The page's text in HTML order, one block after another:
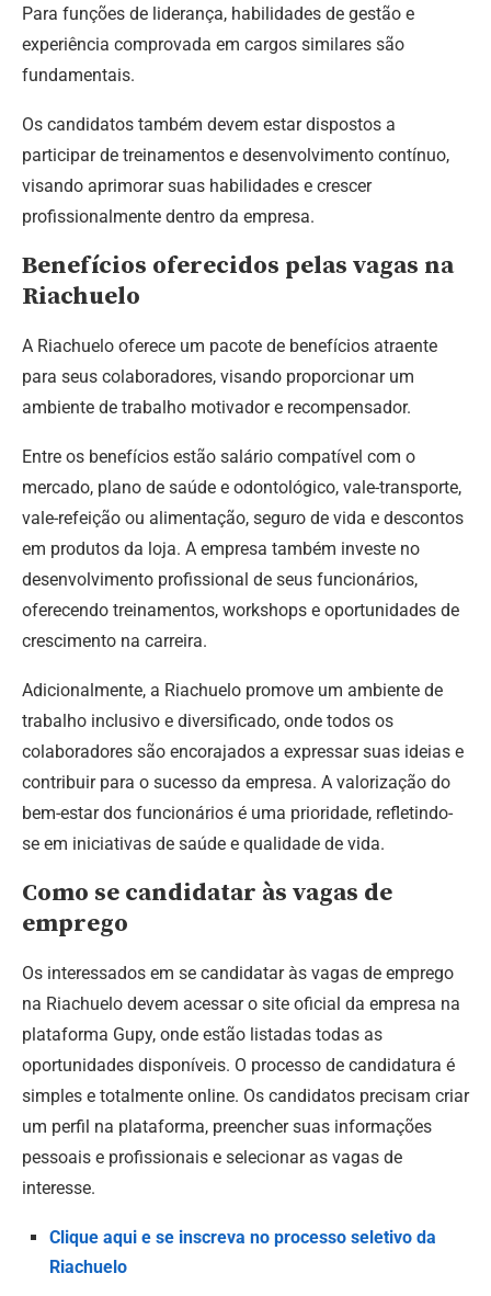
Para funções de liderança, habilidades de gestão e
experiência comprovada em cargos similares são
fundamentais.
Os candidatos também devem estar dispostos a
participar de treinamentos e desenvolvimento contínuo,
visando aprimorar suas habilidades e crescer
profissionalmente dentro da empresa.
Benefícios oferecidos pelas vagas na
Riachuelo
A Riachuelo oferece um pacote de benefícios atraente
para seus colaboradores, visando proporcionar um
ambiente de trabalho motivador e recompensador.
Entre os benefícios estão salário compatível com o
mercado, plano de saúde e odontológico, vale-transporte,
vale-refeição ou alimentação, seguro de vida e descontos
em produtos da loja. A empresa também investe no
desenvolvimento profissional de seus funcionários,
oferecendo treinamentos, workshops e oportunidades de
crescimento na carreira.
Adicionalmente, a Riachuelo promove um ambiente de
trabalho inclusivo e diversificado, onde todos os
colaboradores são encorajados a expressar suas ideias e
contribuir para o sucesso da empresa. A valorização do
bem-estar dos funcionários é uma prioridade, refletindo-
se em iniciativas de saúde e qualidade de vida.
Como se candidatar às vagas de
emprego
Os interessados em se candidatar às vagas de emprego
na Riachuelo devem acessar o site oficial da empresa na
plataforma Gupy, onde estão listadas todas as
oportunidades disponíveis. O processo de candidatura é
simples e totalmente online. Os candidatos precisam criar
um perfil na plataforma, preencher suas informações
pessoais e profissionais e selecionar as vagas de
interesse.
Clique aqui e se inscreva no processo seletivo da
Riachuelo